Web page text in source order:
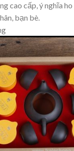
cao cấp, ý nghĩa
bạn bè.